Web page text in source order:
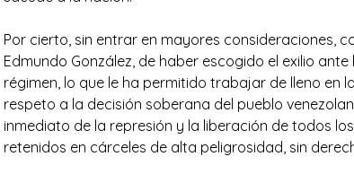
Por cierto, sin entrar en mayores consideraciones,
Edmundo González, de haber escogido el exilio
régimen, lo que le ha permitido trabajar de lleno
respeto a la decisión soberana del pueblo
inmediato de la represión y la liberación de todos
retenidos en cárceles de alta peligrosidad, sin